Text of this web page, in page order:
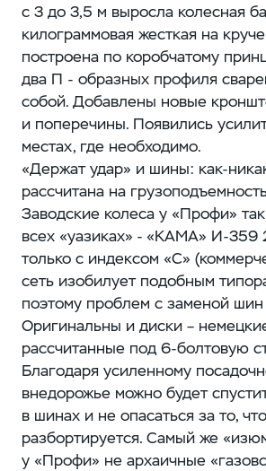
с 3 до 3,5 м выросла колесная
килограммовая жесткая на
построена по коробчатому
два П - образных профиля
собой. Добавлены новые
и поперечины. Появились
местах, где необходимо.
«Держат удар» и шины: как-
рассчитана на
Заводские колеса у «Профи»
всех «уазиках» - «КАМА» И-359
только с индексом «С»
сеть изобилует подобным
поэтому проблем с заменой шин
Оригинальны и диски –
рассчитанные под 6-болтовую
Благодаря усиленному
внедорожье можно будет
в шинах и не опасаться за то,
разбортируется. Самый же
у «Профи» не архаичные